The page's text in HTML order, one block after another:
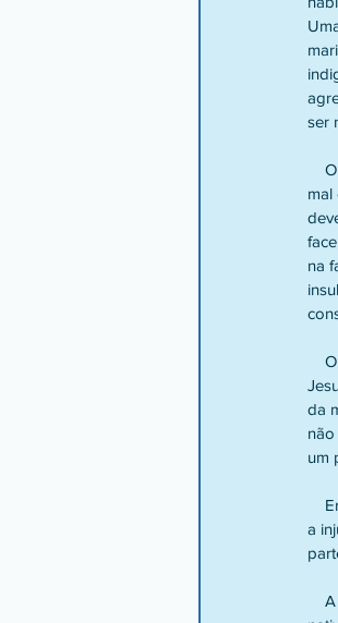
ser
mal
na
da
um
a